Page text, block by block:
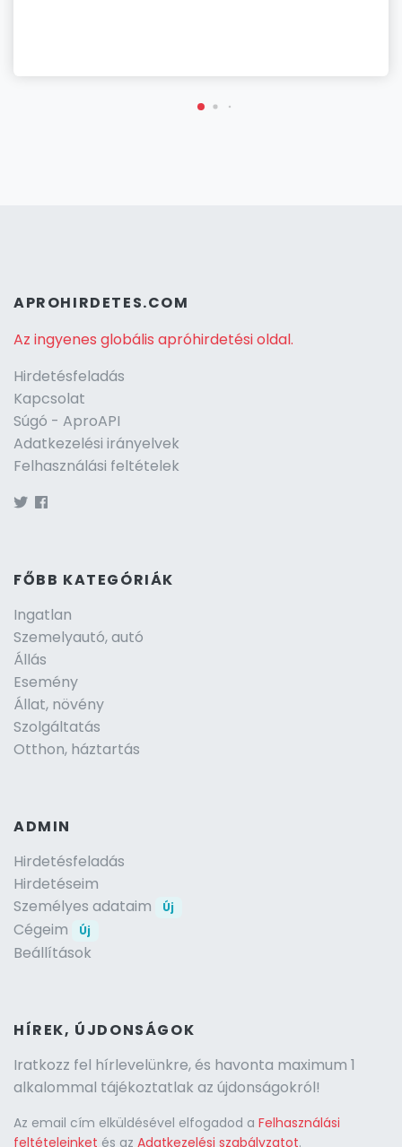
APROHIRDETES.COM
Az ingyenes globális apróhirdetési oldal.
Hirdetésfeladás
Kapcsolat
Súgó - AproAPI
Adatkezelési irányelvek
Felhasználási feltételek
FŐBB KATEGÓRIÁK
Ingatlan
Szemelyautó, autó
Állás
Esemény
Állat, növény
Szolgáltatás
Otthon, háztartás
ADMIN
Hirdetésfeladás
Hirdetéseim
Személyes adataim
Új
Cégeim Új
Beállítások
HÍREK, ÚJDONSÁGOK
Iratkozz fel hírlevelünkre, és havonta maximum 1
alkalommal tájékoztatlak az újdonságokról!
Az email cím elküldésével elfogadod a Felhasználási
feltételeinket és az Adatkezelési szabályzatot.